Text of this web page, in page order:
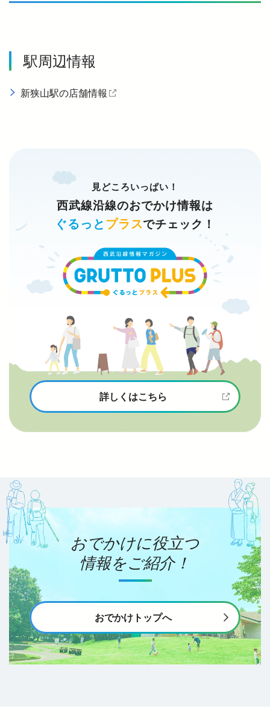
駅周辺情報
新狭山駅の店舗情報
見どころいっぱい！
西武線沿線のおでかけ情報は
ぐるっと プラスでチェック！
詳しくはこちら
おでかけに役立つ
情報をご紹介！
おでかけトップへ